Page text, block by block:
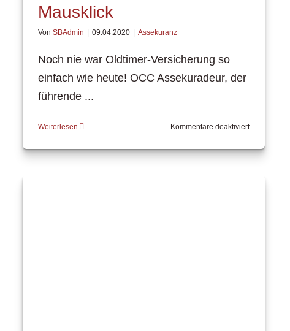
Mausklick
Von SBAdmin 09.04.2020 Assekuranz
Noch nie war Oldtimer-Versicherung so
einfach wie heute! OCC Assekuradeur, der
führende ...
Weiterlesen Kommentare deaktiviertfür
digital:
Versicherung